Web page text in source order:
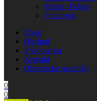
Motor / Pohon
Podvozok
Úvod
Obchod
Výrobcovia
Kontakt
Obuvnícke materiály
0
0